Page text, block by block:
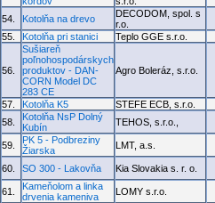
54. Kotolňa na drevo
DECODOM, spol. s
r.o.
55.
Kotolňa pri stanici Teplo GGE s.r.o.
56.
Sušiareň
poľnohospodárskych
produktov - DAN-
CORN Model DC
283 CE
Agro Boleráz, s.r.o.
57. Kotolňa K5 STEFE ECB, s.r.o.
58.
Kotolňa NsP Dolný
Kubín
TEHOS, s.r.o.,
59.
PK 5 - Podbreziny
Žiarska
LMT, a.s.
60. SO 300 - Lakovňa Kia Slovakia s. r. o.
61.
Kameňolom a linka
drvenia kameniva
LOMY s.r.o.